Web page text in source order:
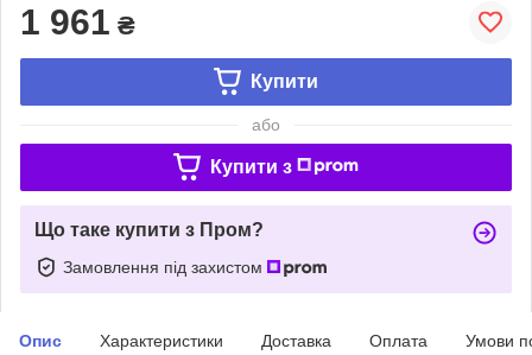
1 961 ₴
Купити
або
Купити з
Що таке купити з Пром?
Замовлення під захистом
Опис Характеристики Доставка Оплата Умови